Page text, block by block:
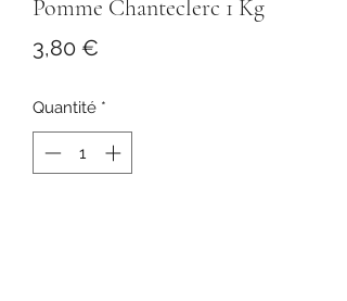
Pomme Chanteclerc 1 Kg
3,80 €
Quantité *